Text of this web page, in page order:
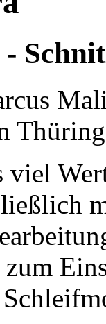
viel
zum